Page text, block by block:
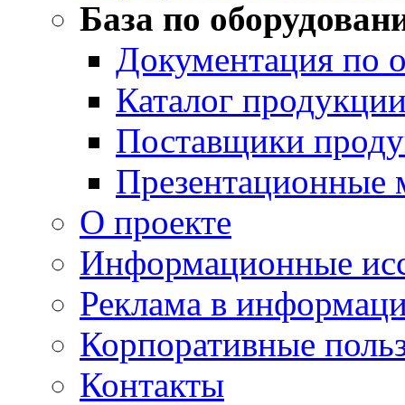
База по
Документация по
Каталог
Поставщики
Презентационные
О проекте
Информационные
Реклама в
Корпоративные
Контакты